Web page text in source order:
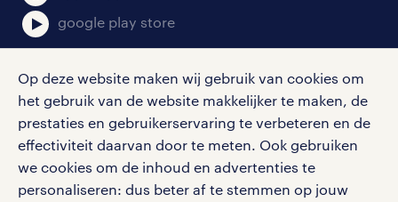
Op deze website maken wij gebruik van cookies om
het gebruik van de website makkelijker te maken, de
prestaties en gebruikerservaring te verbeteren en de
effectiviteit daarvan door te meten. Ook gebruiken
we cookies om de inhoud en advertenties te
personaliseren: dus beter af te stemmen op jouw
google play store
social media
Volg ons voor de leukste content omtrent
vacatures, solliciteren en inspiratie.